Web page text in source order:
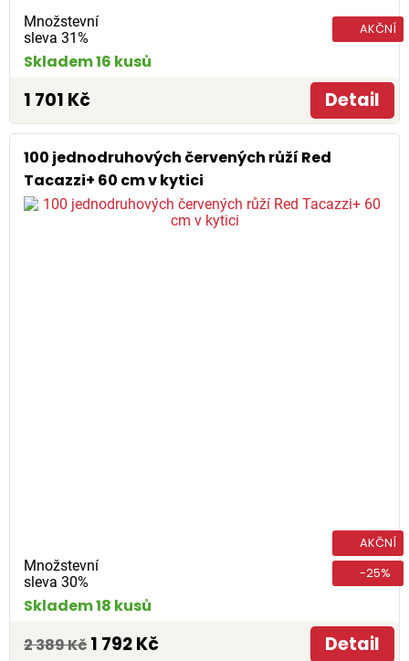
Množstevní
sleva 31%
AKČNÍ
Skladem 16 kusů
1 701 Kč Detail
100 jednodruhových červených růží Red
Tacazzi+ 60 cm v kytici
Množstevní
sleva 30%
AKČNÍ
-25%
Skladem 18 kusů
2 389 Kč 1 792 Kč Detail